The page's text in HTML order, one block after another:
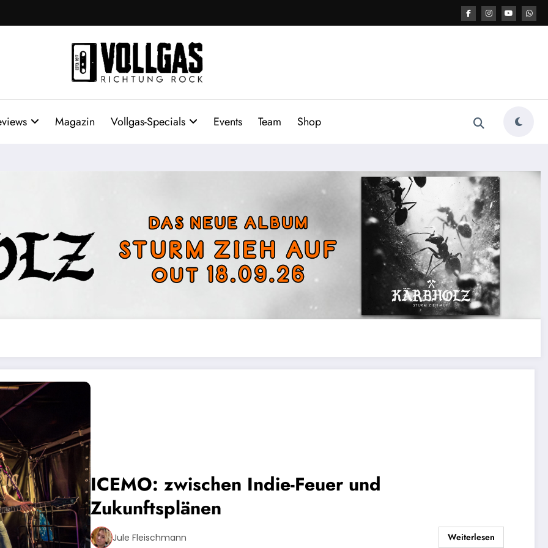
Magazin Vollgas-Specials Events Team Shop
ICEMO: zwischen Indie-Feuer und
Zukunftsplänen
Jule Fleischmann Weiterlesen